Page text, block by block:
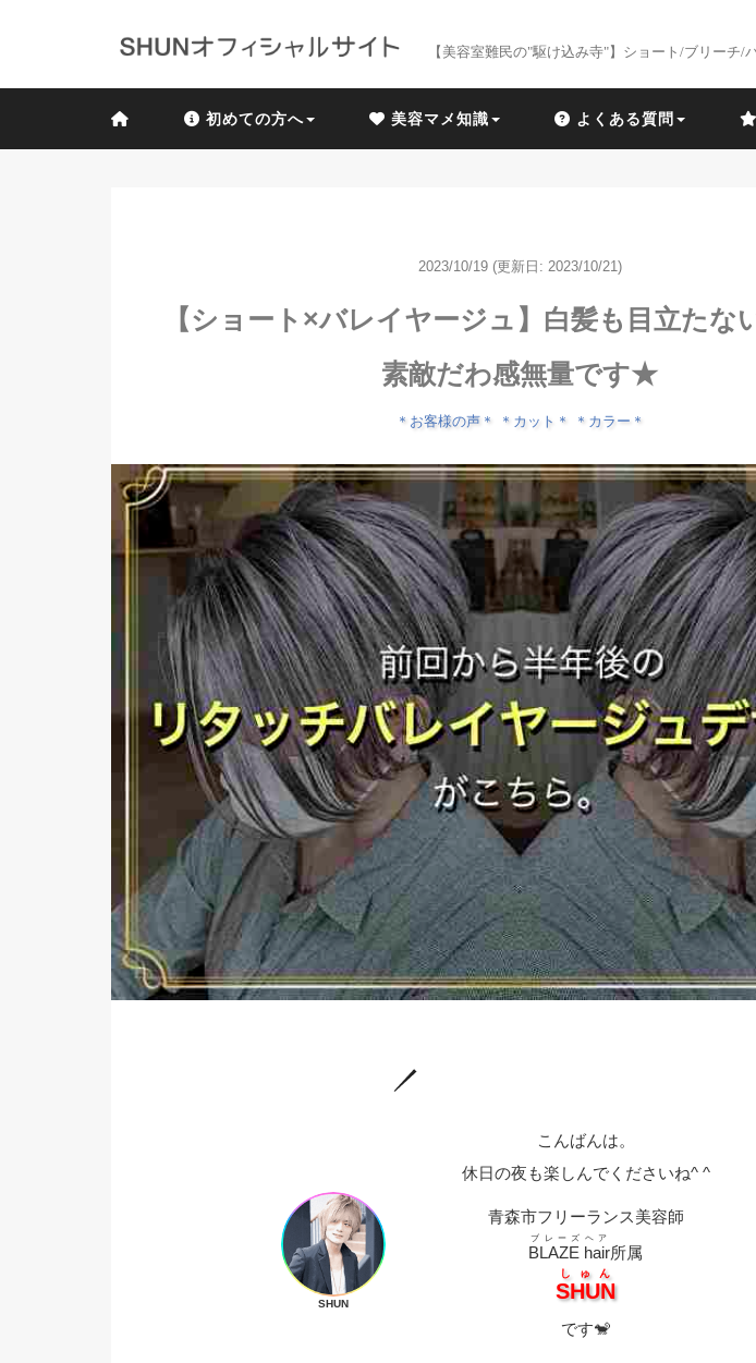
【美容室難民の"駆け込み寺"】ショート/ブリーチ
初めての方へ 美容マメ知識 よくある質問
2023/10/19 (更新日: 2023/10/21)
【ショート×バレイヤージュ】白髪も目立たな
素敵だわ感無量です★
＊お客様の声＊ ＊カット＊ ＊カラー＊
SHUN
こんばんは。
休日の夜も楽しんでくださいね^ ^
青森市フリーランス美容師
BLAZE hair
ブレーズヘア
所属
SHUN
しゅん
です🐒